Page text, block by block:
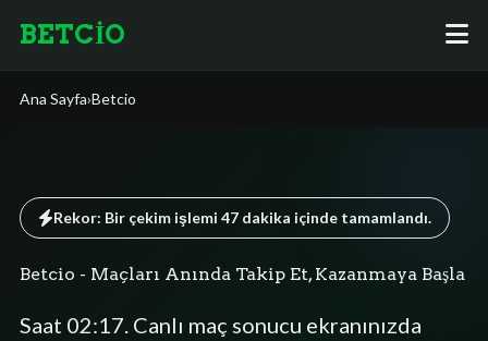
BETCİO
Ana Sayfa›Betcio
Rekor: Bir çekim işlemi 47 dakika içinde tamamlandı.
Betcio - Maçları Anında Takip Et, Kazanmaya Başla
Saat 02:17. Canlı maç sonucu ekranınızda